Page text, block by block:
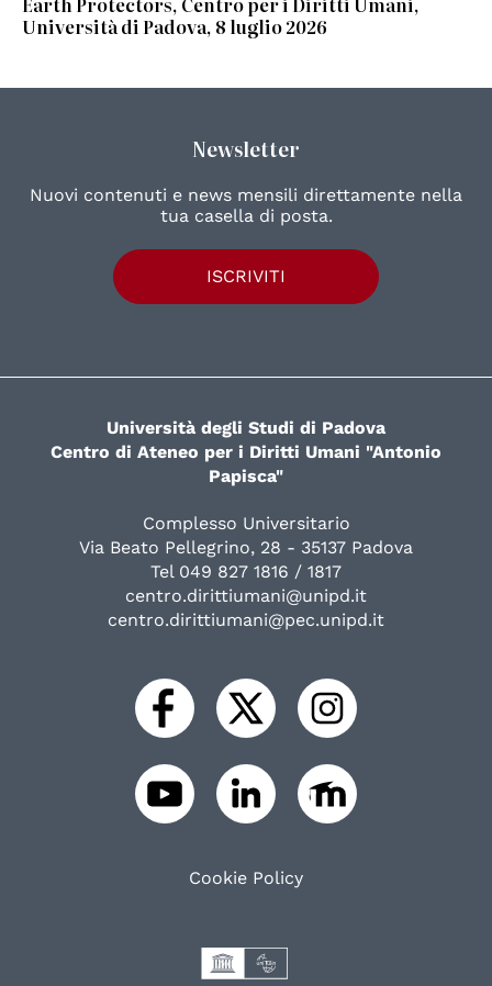
Università di Padova, 8 luglio 2026
Newsletter
Nuovi contenuti e news mensili direttamente nella
tua casella di posta.
ISCRIVITI
Università degli Studi di Padova
Centro di Ateneo per i Diritti Umani "Antonio
Papisca"
Complesso Universitario
Via Beato Pellegrino, 28 - 35137 Padova
Tel 049 827 1816 / 1817
centro.dirittiumani@unipd.it
centro.dirittiumani@pec.unipd.it
Cookie Policy